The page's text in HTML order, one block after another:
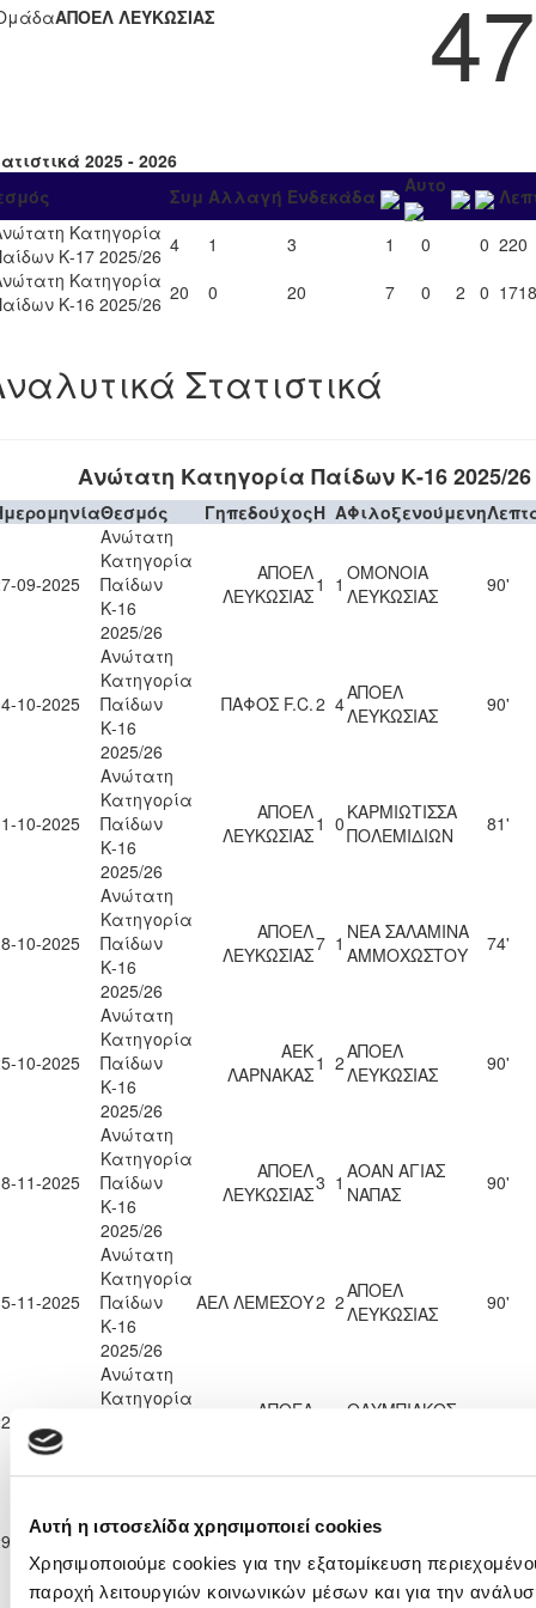
Αυτή η ιστοσελίδα χρησιμοποιεί cookies
Χρησιμοποιούμε cookies για την εξατομίκευση
παροχή λειτουργιών κοινωνικών μέσων και για την
ΑΠΟΕΛ ΛΕΥΚΩΣΙΑΣ 47
2025 - 2026
Συμ Αλλαγή Ενδεκάδα Αυτο
Κατηγορία
Κ-17 2025/26 4 1 3 1 0 0 220
Κατηγορία
Κ-16 2025/26 20 0 20 7 0 2 0 1718
Στατιστικά
Ανώτατη Κατηγορία Παίδων Κ-16 2025/26
Θεσμός ΓηπεδούχοςH AΦιλοξενούμενη
09-2025
Ανώτατη
Κατηγορία
Παίδων
Κ-16
2025/26
ΑΠΟΕΛ
ΛΕΥΚΩΣΙΑΣ1 1 ΟΜΟΝΟΙΑ
ΛΕΥΚΩΣΙΑΣ
90'
10-2025
Ανώτατη
Κατηγορία
Παίδων
Κ-16
2025/26
ΠΑΦΟΣ F.C.2 4ΑΠΟΕΛ
ΛΕΥΚΩΣΙΑΣ
90'
10-2025
Ανώτατη
Κατηγορία
Παίδων
Κ-16
2025/26
ΑΠΟΕΛ
ΛΕΥΚΩΣΙΑΣ1 0 ΚΑΡΜΙΩΤΙΣΣΑ
ΠΟΛΕΜΙΔΙΩΝ
81'
10-2025
Ανώτατη
Κατηγορία
Παίδων
Κ-16
2025/26
ΑΠΟΕΛ
ΛΕΥΚΩΣΙΑΣ7 1 ΝΕΑ ΣΑΛΑΜΙΝΑ
ΑΜΜΟΧΩΣΤΟΥ
74'
10-2025
Ανώτατη
Κατηγορία
Παίδων
Κ-16
2025/26
ΑΕΚ
ΛΑΡΝΑΚΑΣ1 2ΑΠΟΕΛ
ΛΕΥΚΩΣΙΑΣ
90'
11-2025
Ανώτατη
Κατηγορία
Παίδων
Κ-16
2025/26
ΑΠΟΕΛ
ΛΕΥΚΩΣΙΑΣ3 1 ΑΟΑΝ ΑΓΙΑΣ
ΝΑΠΑΣ
90'
11-2025
Ανώτατη
Κατηγορία
Παίδων
Κ-16
2025/26
ΑΕΛ ΛΕΜΕΣΟΥ2 2ΑΠΟΕΛ
ΛΕΥΚΩΣΙΑΣ
90'
11-2025
Ανώτατη
Κατηγορία
2025/26
ΑΠΟΕΛ
ΟΛΥΜΠΙΑΚΟΣ
11-2025
Κατηγορία
Κ-16
2025/26
ΑΠΟΛΛΩΝ
ΑΠΟΕΛ
ΛΕΥΚΩΣΙΑΣ